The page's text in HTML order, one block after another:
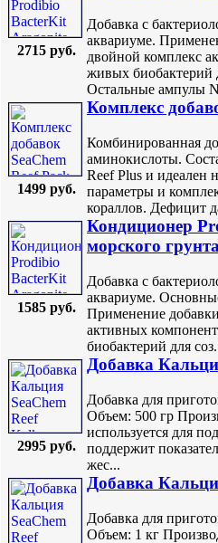
2715 руб.
Добавка с
аквариуме.
двойной комплекс
живых биобактерий
Остальные ампулы
1499 руб.
Комплекс
Комбинированная
аминокислоты.
Reef Plus и идеален
параметры и
кораллов. Дефицит
1585 руб.
Кондиционер
морского
Добавка с
аквариуме.
Применение
активных
биобактерий для
2995 руб.
Добавка
Добавка для
Объем: 500 гр
используется для
поддержит
жес...
Добавка
Добавка для
Объем: 1 кг